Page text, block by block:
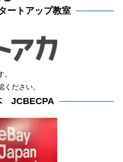
ートアップ教室
ください。
JCBECPA